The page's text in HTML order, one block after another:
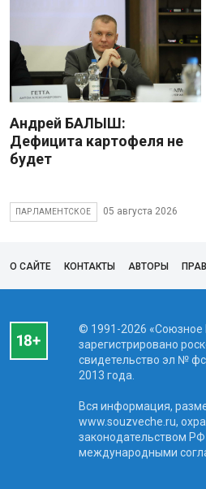
Андрей БАЛЫШ:
Дефицита картофеля не
будет
ПАРЛАМЕНТСКОЕ 05 августа 2026
О САЙТЕ КОНТАКТЫ АВТОРЫ
© 1991-2026 «Союзное
зарегистрировано
свидетельство эл №
2013 года.
Вся информация,
www.souzveche.ru,
законодательством
международными